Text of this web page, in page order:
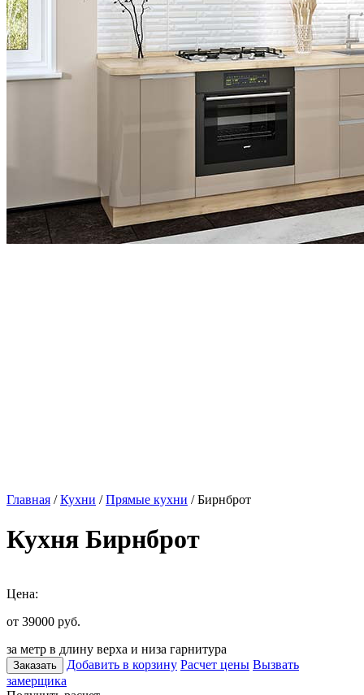
Главная /Кухни /Прямые кухни / Бирнброт
Кухня Бирнброт
Цена:
от 39000 руб.
за метр в длину верха и низа гарнитура
Заказать Добавить в корзину Расчет цены Вызвать
замерщика